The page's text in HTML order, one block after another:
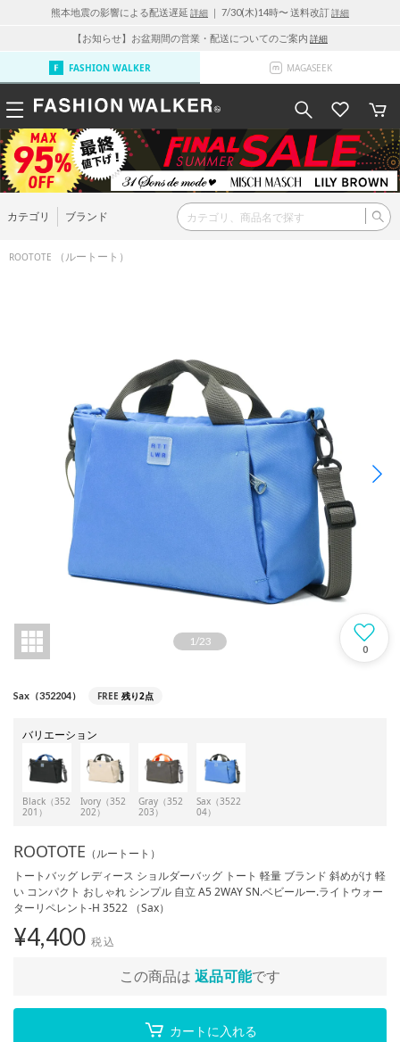
熊本地震の影響による配送遅延 詳細 ｜ 7/30(木)14時〜 送料改訂詳細
【お知らせ】お盆期間の営業・配送についてのご案内 詳細
FASHION WALKER MAGASEEK
カテゴリ ブランド
ROOTOTE （ルートート）
1 /23
0
Sax（352204） FREE 残り2点
バリエーション
Black（352
201）
Ivory（352
202）
Gray（352
203）
Sax（3522
04）
ROOTOTE （ルートート）
トートバッグ レディース ショルダーバッグ トート 軽量 ブランド 斜めがけ 軽
い コンパクト おしゃれ シンプル 自立 A5 2WAY SN.ベビールー.ライトウォー
ターリペレント-H 3522 （Sax）
¥4,400 税込
この商品は 返品可能です
カートに入れる